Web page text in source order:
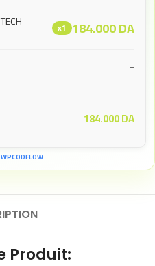
x1 184.000DA
-
184.000DA
Produit: